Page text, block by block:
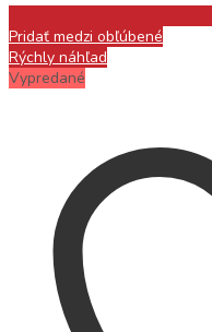
Pridať medzi obľúbené
Rýchly náhľad
Vypredané